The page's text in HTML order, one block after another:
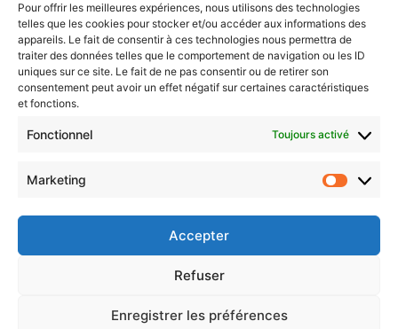
Pour offrir les meilleures expériences, nous utilisons des technologies
telles que les cookies pour stocker et/ou accéder aux informations des
appareils. Le fait de consentir à ces technologies nous permettra de
traiter des données telles que le comportement de navigation ou les ID
uniques sur ce site. Le fait de ne pas consentir ou de retirer son
consentement peut avoir un effet négatif sur certaines caractéristiques
et fonctions.
Fonctionnel Toujours activé
Marketing
Accepter
Refuser
Enregistrer les préférences
limites et précautions
Les principes d’une charte éthique pour l’IA
L’IA dans votre organisation : dépasser la
simple charte pour une vraie stratégie
Protégé : AI
CONTACTEZ-NOUS
Politique de confidentialité